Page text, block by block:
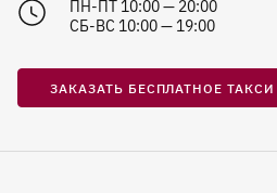
ПН-ПТ 10:00 — 20:00
СБ-ВС 10:00 — 19:00
ЗАКАЗАТЬ БЕСПЛАТНОЕ ТАКСИ